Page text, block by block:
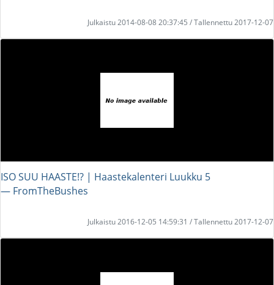
Julkaistu 2014-08-08 20:37:45 / Tallennettu 2017-12-07
ISO SUU HAASTE!? | Haastekalenteri Luukku 5
― FromTheBushes
Julkaistu 2016-12-05 14:59:31 / Tallennettu 2017-12-07